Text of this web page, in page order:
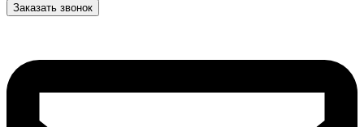
Заказать звонок